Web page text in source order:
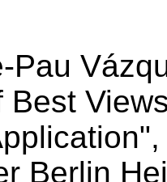
Pau
Best
Berlin